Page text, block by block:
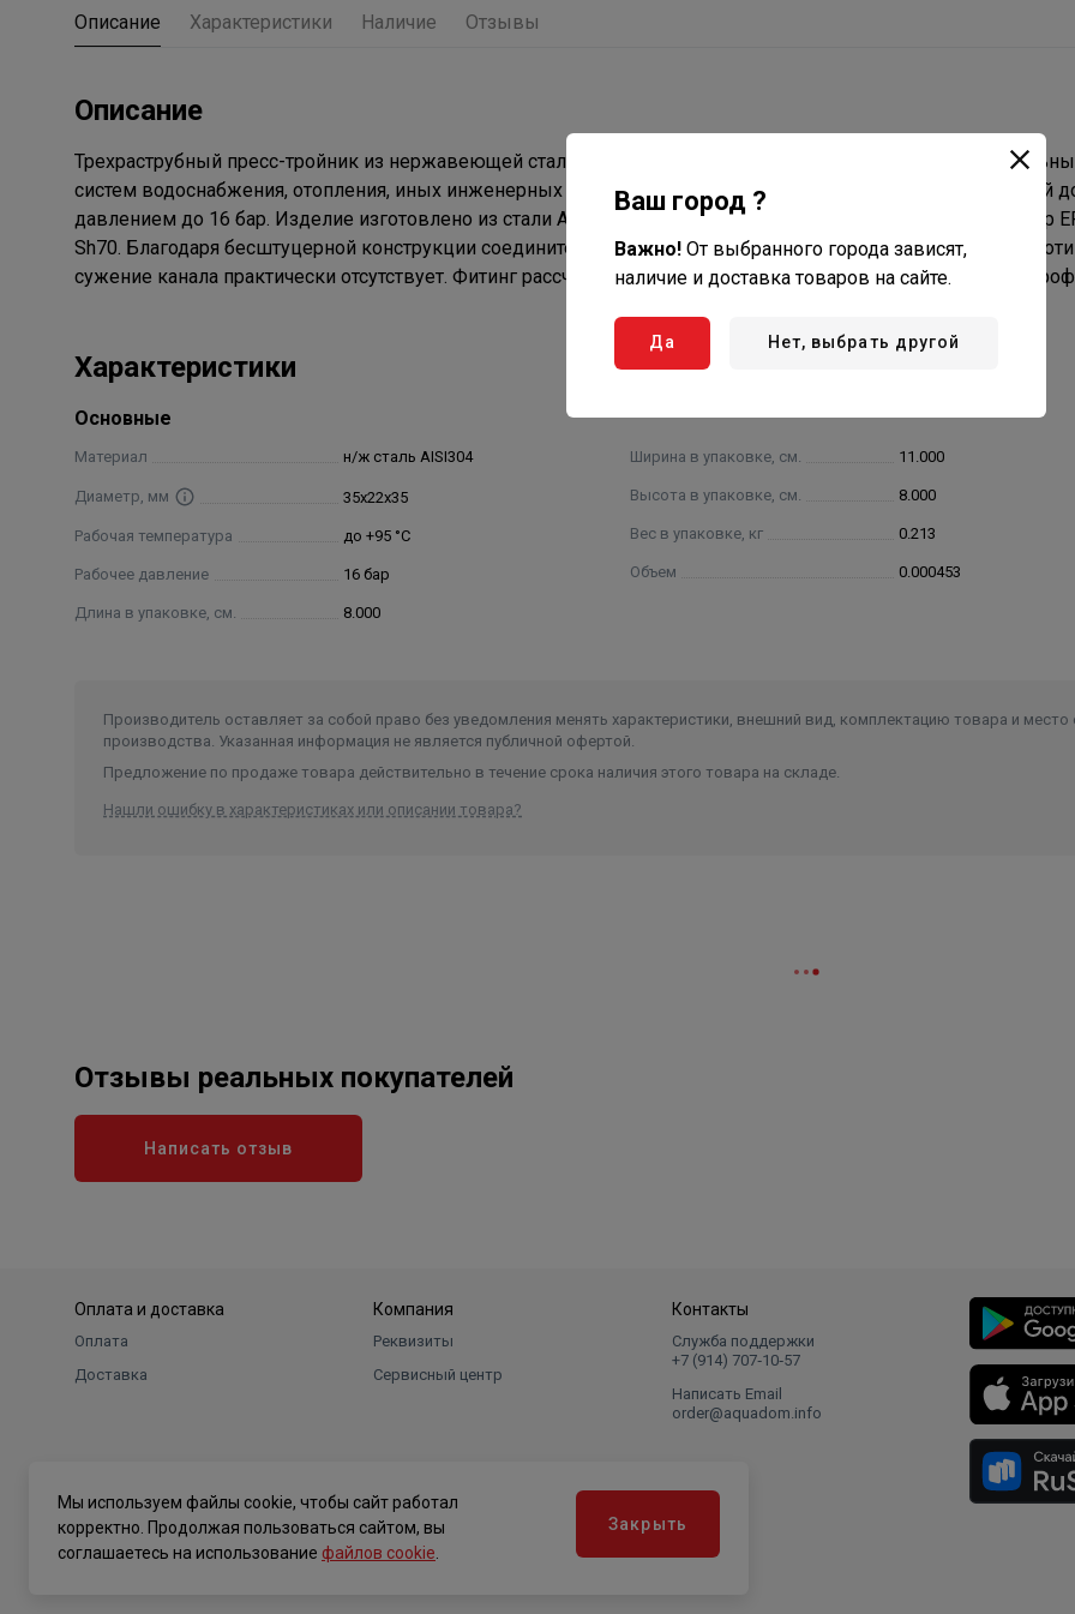
Описание Характеристики Наличие Отзывы
Описание
Трехраструбный пресс-тройник из нержавеющей стали обеспечивает соединение трех тонкостенных
систем водоснабжения, отопления, иных инженерных и технологических установок с рабочей температурой
давлением до 16 бар. Изделие изготовлено из стали AISI 304. Материал уплотнительных колец – эластомер
Sh70. Благодаря бесштуцерной конструкции соединитель обладает малым коэффициентом местного
сужение канала практически отсутствует. Фитинг рассчитан на обжатие с помощью пресс-инструмента V-
Характеристики
Основные
Материал н/ж сталь AISI304
Диаметр, мм 35х22х35
Рабочая температура до +95 °С
Рабочее давление 16 бар
Длина в упаковке, см. 8.000
Ширина в упаковке, см. 11.000
Высота в упаковке, см. 8.000
Вес в упаковке, кг 0.213
Объем 0.000453
Производитель оставляет за собой право без уведомления менять характеристики, внешний вид, комплектацию товара и место
производства. Указанная информация не является публичной офертой.
Предложение по продаже товара действительно в течение срока наличия этого товара на складе.
Нашли ошибку в характеристиках или описании товара?
Отзывы реальных покупателей
Написать отзыв
Оплата и доставка
Оплата
Доставка
Компания
Реквизиты
Сервисный центр
Контакты
Служба поддержки
+7 (914) 707‑10‑57
Написать Email
order@aquadom.info
Ваш город ?
Важно! От выбранного города зависят,
наличие и доставка товаров на сайте.
Да Нет, выбрать другой
Мы используем файлы cookie, чтобы сайт работал
корректно. Продолжая пользоваться сайтом, вы
соглашаетесь на использование файлов cookie
Закрыть